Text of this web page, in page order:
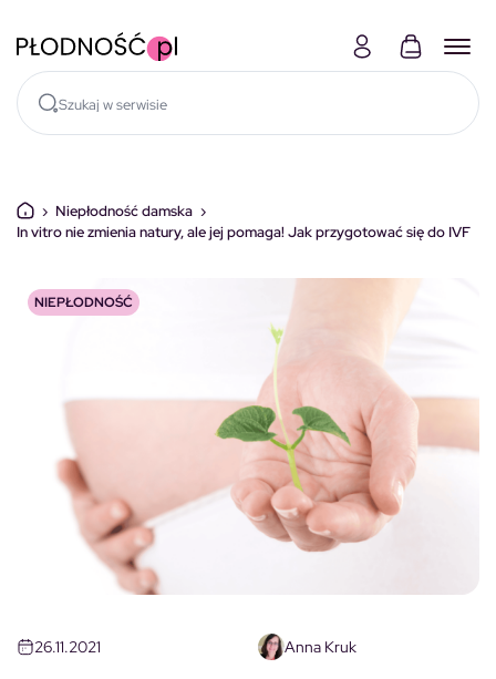
› Niepłodność damska ›
In vitro nie zmienia natury, ale jej pomaga! Jak przygotować się do IVF
NIEPŁODNOŚĆ
26.11.2021 Anna Kruk